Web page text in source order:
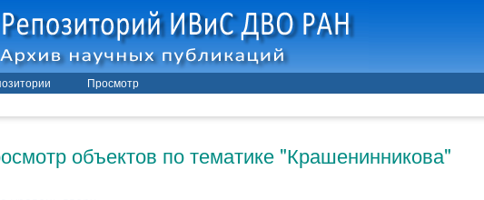
Просмотр
объектов по тематике "Крашенинникова"